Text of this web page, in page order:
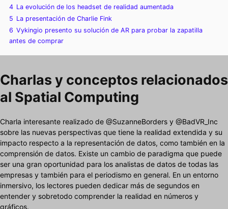
4 La evolución de los headset de realidad aumentada
5 La presentación de Charlie Fink
6 Vykingio presento su solución de AR para probar la zapatilla
antes de comprar
Charlas y conceptos relacionados
al Spatial Computing
Charla interesante realizado de @SuzanneBorders y @BadVR_Inc
sobre las nuevas perspectivas que tiene la realidad extendida y su
impacto respecto a la representación de datos, como también en la
comprensión de datos. Existe un cambio de paradigma que puede
ser una gran oportunidad para los analistas de datos de todas las
empresas y también para el periodismo en general. En un entorno
inmersivo, los lectores pueden dedicar más de segundos en
entender y sobretodo comprender la realidad en números y
gráficos.